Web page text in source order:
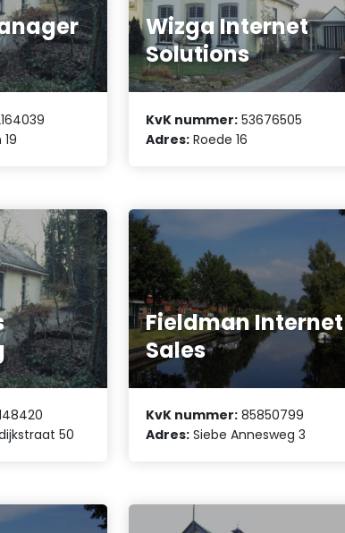
Wizga Internet
Solutions
KvK nummer: 53676505
Adres: Roede 16
50
Fieldman Internet
Sales
KvK nummer: 85850799
Adres: Siebe Annesweg 3